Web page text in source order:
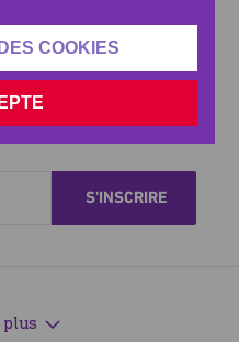
COOKIES
de nos actions à travers le
!